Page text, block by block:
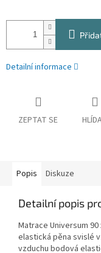
Detailní informace
ZEPTAT SE
Popis Diskuze
Detailní popis
Matrace Universum
elastická pěna svislé
vzduchu bodová